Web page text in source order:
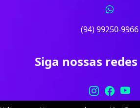
(94) 99250-9966
Siga nossas